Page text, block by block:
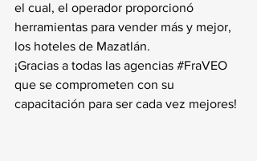
el cual, el operador proporcionó
herramientas para vender más y mejor,
los hoteles de Mazatlán.
¡Gracias a todas las agencias #FraVEO
que se comprometen con su
capacitación para ser cada vez mejores!